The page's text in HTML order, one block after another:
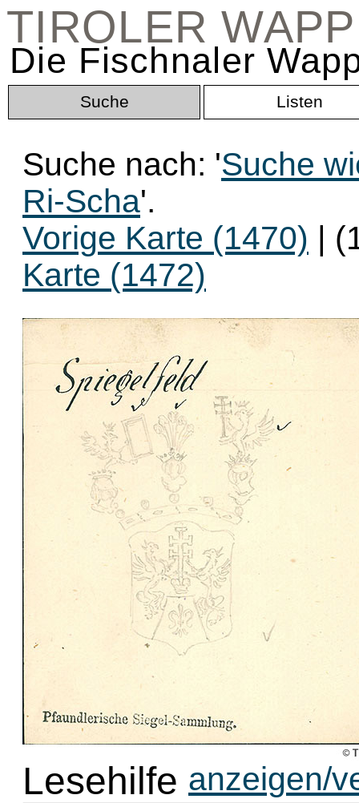
TIROLER
Die Fischnaler
Suche Listen
Suche nach: 'Suche
Ri-Scha'.
Vorige Karte (1470) |
Karte (1472)
Lesehilfe anzeigen/